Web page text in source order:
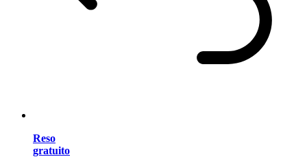
Reso
gratuito